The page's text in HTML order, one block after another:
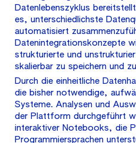
Datenlebenszyklus
es, unterschiedlichste
automatisiert
Datenintegrationskonzepte
strukturierte und
skalierbar zu speichern und
Durch die einheitliche
die bisher notwendige,
Systeme. Analysen und
der Plattform durchgeführt
interaktiver Notebooks, die
Programmiersprachen